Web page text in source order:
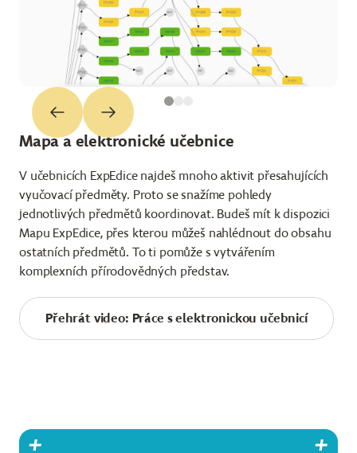
Mapa a elektronické učebnice
V učebnicích ExpEdice najdeš mnoho aktivit přesahujících
vyučovací předměty. Proto se snažíme pohledy
jednotlivých předmětů koordinovat. Budeš mít k dispozici
Mapu ExpEdice, přes kterou můžeš nahlédnout do obsahu
ostatních předmětů. To ti pomůže s vytvářením
komplexních přírodovědných představ.
Přehrát video: Práce s elektronickou učebnicí